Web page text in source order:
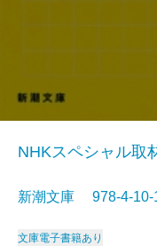
NHKスペシャル取
新潮文庫 978-4-
文庫電子書籍あり